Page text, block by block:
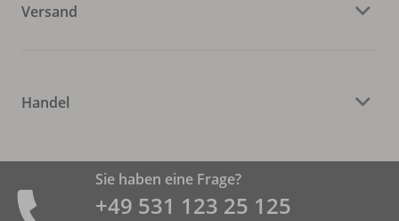
Versand
Handel
Sie haben eine Frage?
+49 531 ­123 25 125